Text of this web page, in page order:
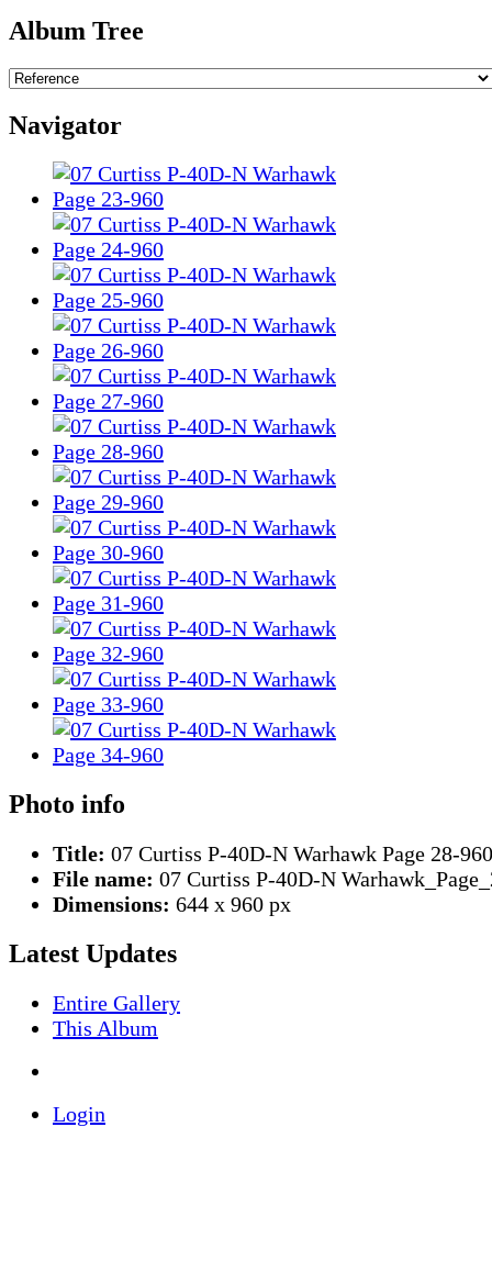
Album Tree
Navigator
Photo info
Title: 07 Curtiss P-40D-N Warhawk Page 28-960
File name: 07 Curtiss P-40D-N
Dimensions: 644 x 960 px
Latest Updates
Entire Gallery
This Album
Login